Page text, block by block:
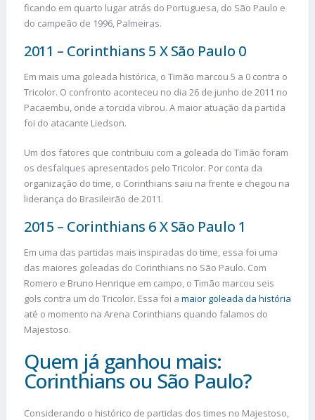
ficando em quarto lugar atrás do Portuguesa, do São Paulo e
do campeão de 1996, Palmeiras.
2011 – Corinthians 5 X São Paulo 0
Em mais uma goleada histórica, o Timão marcou 5 a 0 contra o
Tricolor. O confronto aconteceu no dia 26 de junho de 2011 no
Pacaembu, onde a torcida vibrou. A maior atuação da partida
foi do atacante Liedson.
Um dos fatores que contribuiu com a goleada do Timão foram
os desfalques apresentados pelo Tricolor. Por conta da
organização do time, o Corinthians saiu na frente e chegou na
liderança do Brasileirão de 2011.
2015 – Corinthians 6 X São Paulo 1
Em uma das partidas mais inspiradas do time, essa foi uma
das maiores goleadas do Corinthians no São Paulo. Com
Romero e Bruno Henrique em campo, o Timão marcou seis
gols contra um do Tricolor. Essa foi a maior goleada da história
até o momento na Arena Corinthians quando falamos do
Majestoso.
Quem já ganhou mais:
Corinthians ou São Paulo?
Considerando o histórico de partidas dos times no Majestoso,